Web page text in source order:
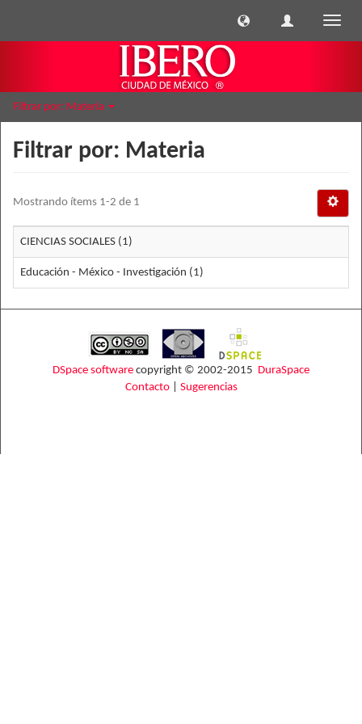
Filtrar por: Materia
Filtrar por: Materia
Mostrando ítems 1-2 de 1
CIENCIAS SOCIALES (1)
Educación - México - Investigación (1)
DSpace software copyright © 2002-2015 DuraSpace
Contacto| Sugerencias